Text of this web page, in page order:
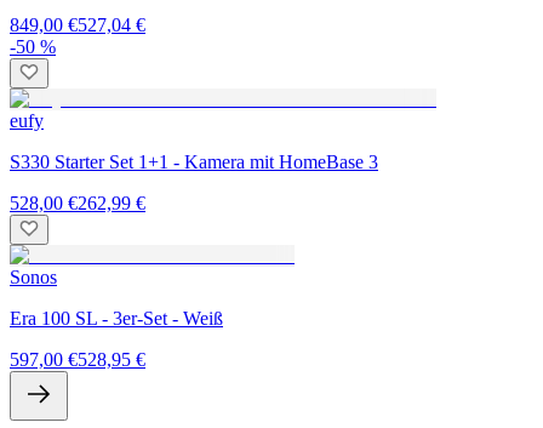
849,00 €527,04 €
-50 %
eufy
S330 Starter Set 1+1 - Kamera mit HomeBase 3
528,00 €262,99 €
Sonos
Era 100 SL - 3er-Set - Weiß
597,00 €528,95 €